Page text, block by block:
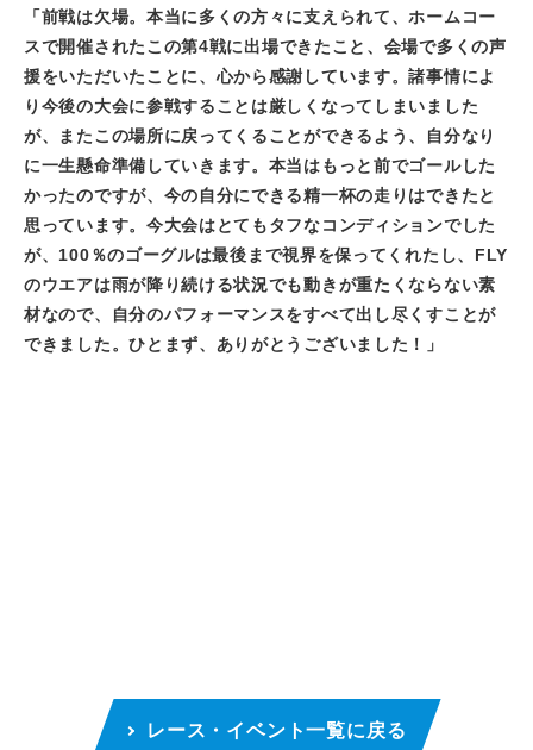
「前戦は欠場。本当に多くの方々に支えられて、ホームコー
スで開催されたこの第4戦に出場できたこと、会場で多くの声
援をいただいたことに、心から感謝しています。諸事情によ
り今後の大会に参戦することは厳しくなってしまいました
が、またこの場所に戻ってくることができるよう、自分なり
に一生懸命準備していきます。本当はもっと前でゴールした
かったのですが、今の自分にできる精一杯の走りはできたと
思っています。今大会はとてもタフなコンディションでした
が、 100％のゴーグルは最後まで視界を保ってくれたし、 FLY
のウエアは雨が降り続ける状況でも動きが重たくならない素
材なので、自分のパフォーマンスをすべて出し尽くすことが
できました。ひとまず、ありがとうございました！」
レース・イベント一覧に戻る